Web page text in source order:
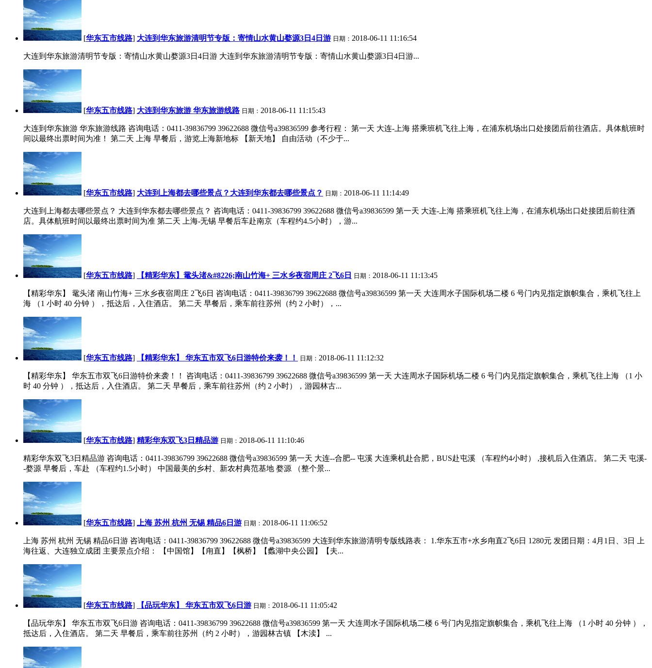
[华东五市线路] 大连到华东旅游清明节专版：寄情山水黄山婺源3日4日游 日期： 2018-06-11 11:16:54
大连到华东旅游清明节专版：寄情山水黄山婺源3日4日游 大连到华东旅游清明节专版：寄情山水黄山婺源3日4日游...
[华东五市线路] 大连到华东旅游 华东旅游线路 日期： 2018-06-11 11:15:43
大连到华东旅游 华东旅游线路 咨询电话：0411-39836799 39622688 微信号a39836599 参考行程： 第一天 大连-上海 搭乘班机飞往上海，在浦东机场出口处接团后前往酒店。具体航班时
间以最终出票时间为准！ 第二天 上海 早餐后，游览上海新地标 【新天地】 自由活动（不少于...
[华东五市线路] 大连到上海都去哪些景点？大连到华东都去哪些景点？ 日期： 2018-06-11 11:14:49
大连到上海都去哪些景点？ 大连到华东都去哪些景点？ 咨询电话：0411-39836799 39622688 微信号a39836599 第一天 大连-上海 搭乘班机飞往上海，在浦东机场出口处接团后前往酒
店。具体航班时间以最终出票时间为准 第二天 上海-无锡 早餐后车赴南京（车程约4.5小时），游...
[华东五市线路] 【精彩华东】鼋头渚&#8226;南山竹海+ 三水乡夜宿周庄 2飞6日 日期： 2018-06-11 11:13:45
【精彩华东】 鼋头渚 南山竹海+ 三水乡夜宿周庄 2飞6日 咨询电话：0411-39836799 39622688 微信号a39836599 第一天 大连周水子国际机场二楼 6 号门内见指定旗帜集合，乘机飞往上
海 （1 小时 40 分钟 ），抵达后，入住酒店。 第二天 早餐后，乘车前往苏州（约 2 小时），...
[华东五市线路] 【精彩华东】 华东五市双飞6日游特价来袭！！ 日期： 2018-06-11 11:12:32
【精彩华东】 华东五市双飞6日游特价来袭！！ 咨询电话：0411-39836799 39622688 微信号a39836599 第一天 大连周水子国际机场二楼 6 号门内见指定旗帜集合，乘机飞往上海 （1 小
时 40 分钟 ），抵达后，入住酒店。 第二天 早餐后，乘车前往苏州（约 2 小时），游园林古...
[华东五市线路] 精彩华东双飞3日精品游 日期： 2018-06-11 11:10:46
精彩华东双飞3日精品游 咨询电话：0411-39836799 39622688 微信号a39836599 第一天 大连--合肥-- 屯溪 大连乘机赴合肥，BUS赴屯溪 （车程约4小时） ,接机后入住酒店。 第二天 屯溪-
-婺源 早餐后，车赴 （车程约1.5小时） 中国最美的乡村、新农村典范基地 婺源 （整个景...
[华东五市线路] 上海 苏州 杭州 无锡 精品6日游 日期： 2018-06-11 11:06:52
上海 苏州 杭州 无锡 精品6日游 咨询电话：0411-39836799 39622688 微信号a39836599 大连到华东旅游清明专版线路表： 1.华东五市+水乡甪直2飞6日 1280元 发团日期：4月1日、3日 上
海往返、大连独立成团 主要景点介绍： 【中国馆】【甪直】【枫桥】【蠡湖中央公园】【夫...
[华东五市线路] 【品玩华东】 华东五市双飞6日游 日期： 2018-06-11 11:05:42
【品玩华东】 华东五市双飞6日游 咨询电话：0411-39836799 39622688 微信号a39836599 第一天 大连周水子国际机场二楼 6 号门内见指定旗帜集合，乘机飞往上海 （1 小时 40 分钟 ），
抵达后，入住酒店。 第二天 早餐后，乘车前往苏州（约 2 小时），游园林古镇 【木渎】 ...